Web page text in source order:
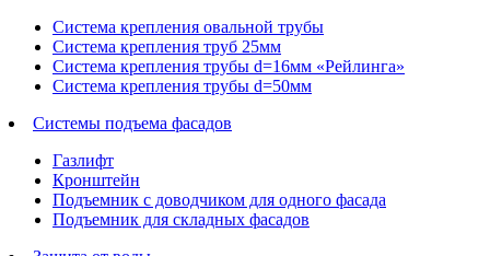
Система крепления овальной трубы
Система крепления труб 25мм
Система крепления трубы d=16мм «Рейлинга»
Система крепления трубы d=50мм
Системы подъема фасадов
Газлифт
Кронштейн
Подъемник с доводчиком для одного фасада
Подъемник для складных фасадов